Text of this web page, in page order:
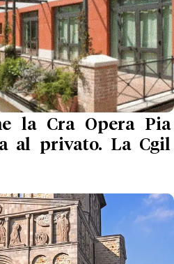
la Cra Opera Pia
al privato. La Cgil